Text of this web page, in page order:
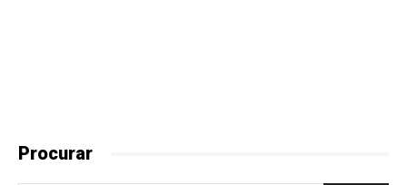
Procurar